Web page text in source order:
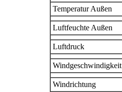
Temperatur Außen
Luftfeuchte Außen
Luftdruck
Windgeschwindigkeit
Windrichtung